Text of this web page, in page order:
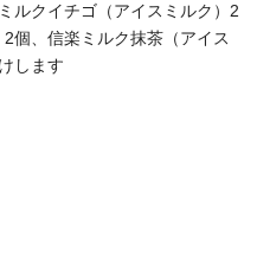
ルクイチゴ（アイスミルク）2
個、信楽ミルク抹茶（アイス
します